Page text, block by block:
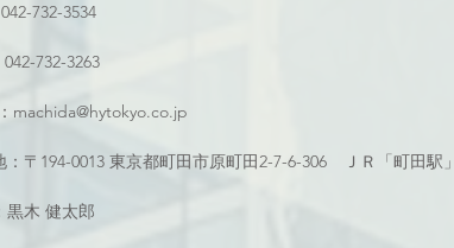
732-3534
732-3263
machida@hytokyo.co.jp
：〒194-0013 東京都町田市原町田2-7-6-306　ＪＲ「町田駅
黒木 健太郎